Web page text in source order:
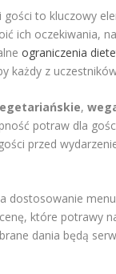
to kluczowy
ich oczekiwania,
ograniczenia
z
,
potraw dla
przed
dostosowanie
które potrawy
dania będą